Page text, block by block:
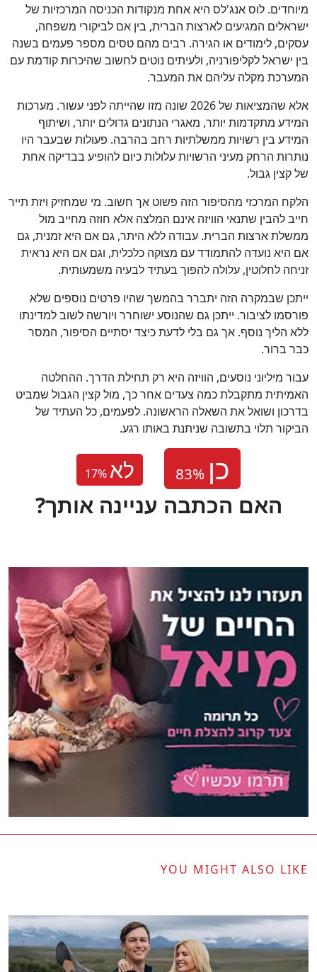
מיוחדים. לוס אנג'לס היא אחת מנקודות הכניסה המרכזיות של
ישראלים המגיעים לארצות הברית, בין אם לביקורי משפחה,
עסקים, לימודים או הגירה. רבים מהם טסים מספר פעמים בשנה
בין ישראל לקליפורניה, ולעיתים נוטים לחשוב שהיכרות קודמת עם
המערכת מקלה עליהם את המעבר.
אלא שהמציאות של 2026 שונה מזו שהייתה לפני עשור. מערכות
המידע מתקדמות יותר, מאגרי הנתונים גדולים יותר, ושיתוף
המידע בין רשויות ממשלתיות רחב בהרבה. פעולות שבעבר היו
נותרות הרחק מעיני הרשויות עלולות כיום להופיע בבדיקה אחת
של קצין גבול.
הלקח המרכזי מהסיפור הזה פשוט אך חשוב. מי שמחזיק ויזת תייר
חייב להבין שתנאי הוויזה אינם המלצה אלא חוזה מחייב מול
ממשלת ארצות הברית. עבודה ללא היתר, גם אם היא זמנית, גם
אם היא נועדה להתמודד עם מצוקה כלכלית, וגם אם היא נראית
זניחה לחלוטין, עלולה להפוך בעתיד לבעיה משמעותית.
ייתכן שבמקרה הזה יתברר בהמשך שהיו פרטים נוספים שלא
פורסמו לציבור. ייתכן גם שהנוסע ישוחרר ויורשה לשוב למדינתו
ללא הליך נוסף. אך גם בלי לדעת כיצד יסתיים הסיפור, המסר
כבר ברור.
עבור מיליוני נוסעים, הוויזה היא רק תחילת הדרך. ההחלטה
האמיתית מתקבלת כמה צעדים אחר כך, מול קצין הגבול שמביט
בדרכון ושואל את השאלה הראשונה. לפעמים, כל העתיד של
הביקור תלוי בתשובה שניתנת באותו רגע.
17% לא
?האם הכתבה עניינה אותך
YOU MIGHT ALSO LIKE